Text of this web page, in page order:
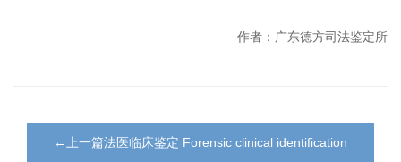
作者：广东德方司法鉴定所
←上一篇法医临床鉴定 Forensic clinical identification